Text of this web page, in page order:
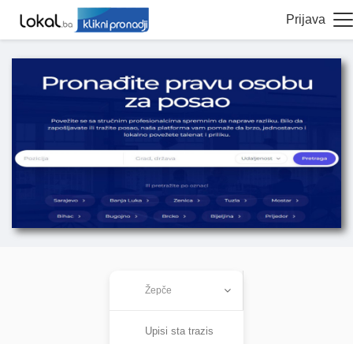
Prijava